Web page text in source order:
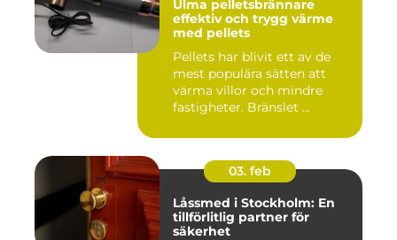
Ulma pelletsbrännare
effektiv och trygg värme
med pellets
Pellets har blivit ett av de
mest populära sätten att
värma villor och mindre
fastigheter. Bränslet ...
03. feb
Låssmed i Stockholm: En
tillförlitlig partner för
säkerhet